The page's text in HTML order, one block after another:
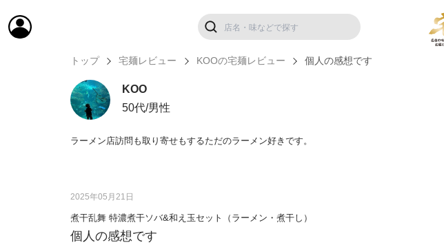
トップ 宅麺レビュー KOOの宅麺レビュー 個人の感想です
KOO
50代/男性
ラーメン店訪問も取り寄せもするただのラーメン好きです。
2025年05月21日
煮干乱舞 特濃煮干ソバ&和え玉セット（ラーメン・煮干し）
個人の感想です